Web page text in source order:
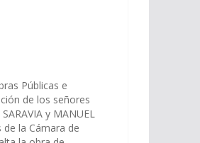
Públicas e
de los señores
y MANUEL
de la Cámara de